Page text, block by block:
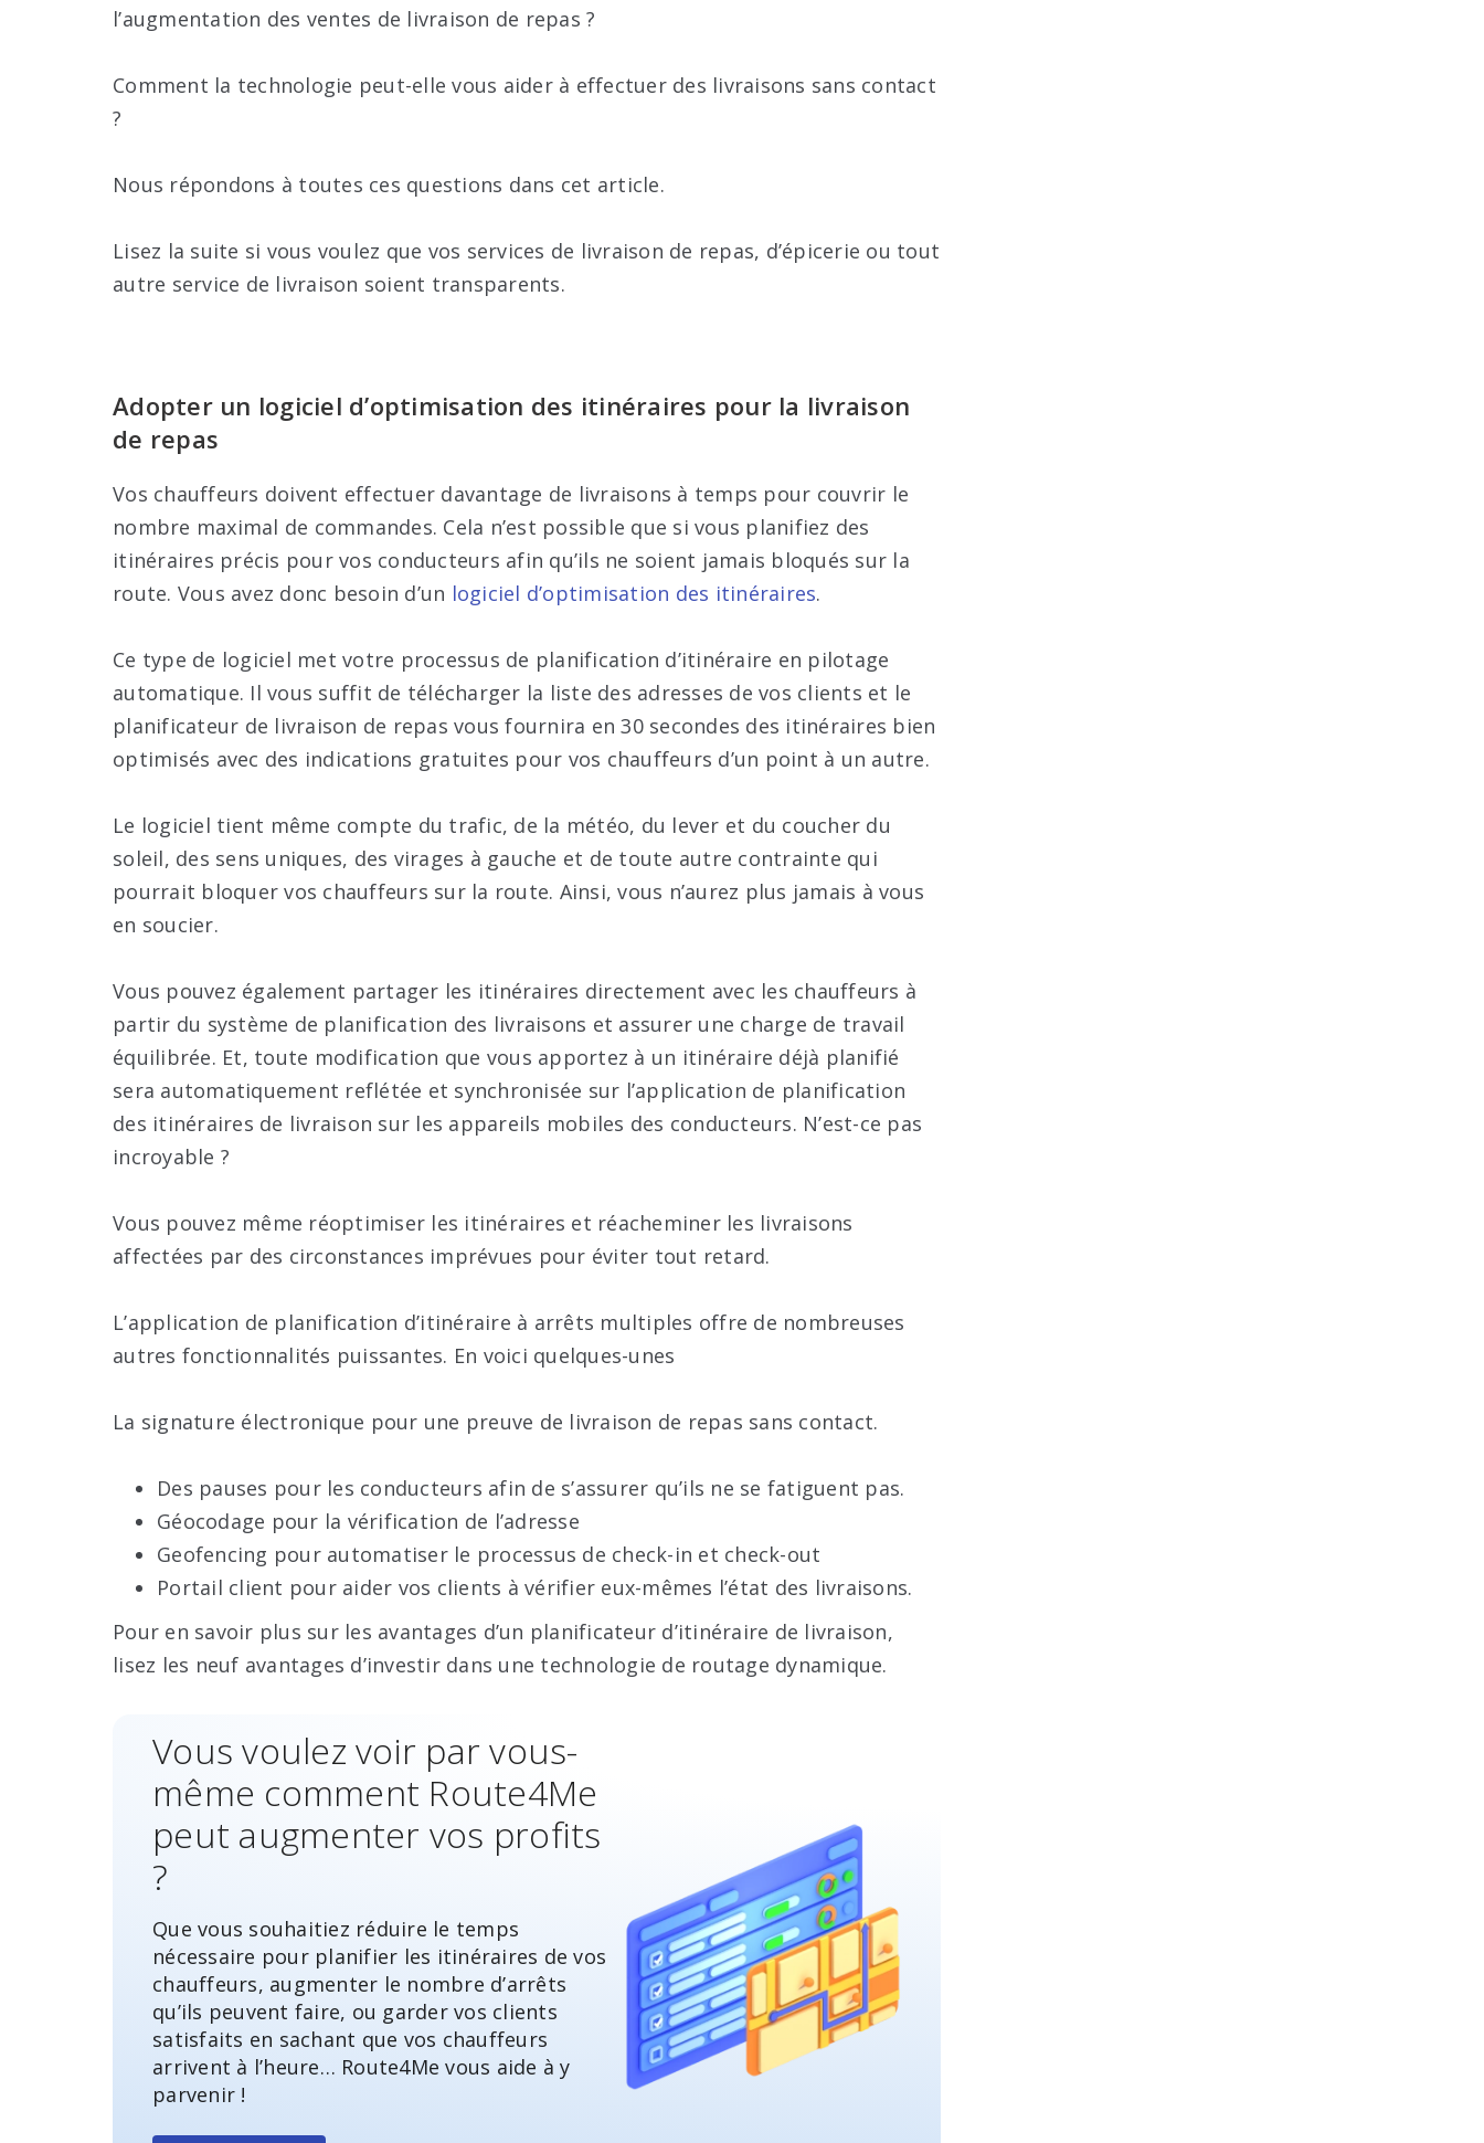
l’augmentation des ventes de livraison de repas ?
Comment la technologie peut-elle vous aider à effectuer des livraisons sans contact
?
Nous répondons à toutes ces questions dans cet article.
Lisez la suite si vous voulez que vos services de livraison de repas, d’épicerie ou tout
autre service de livraison soient transparents.
Adopter un logiciel d’optimisation des itinéraires pour la livraison
de repas
Vos chauffeurs doivent effectuer davantage de livraisons à temps pour couvrir le
nombre maximal de commandes. Cela n’est possible que si vous planifiez des
itinéraires précis pour vos conducteurs afin qu’ils ne soient jamais bloqués sur la
route. Vous avez donc besoin d’un logiciel d’optimisation des itinéraires.
Ce type de logiciel met votre processus de planification d’itinéraire en pilotage
automatique. Il vous suffit de télécharger la liste des adresses de vos clients et le
planificateur de livraison de repas vous fournira en 30 secondes des itinéraires bien
optimisés avec des indications gratuites pour vos chauffeurs d’un point à un autre.
Le logiciel tient même compte du trafic, de la météo, du lever et du coucher du
soleil, des sens uniques, des virages à gauche et de toute autre contrainte qui
pourrait bloquer vos chauffeurs sur la route. Ainsi, vous n’aurez plus jamais à vous
en soucier.
Vous pouvez également partager les itinéraires directement avec les chauffeurs à
partir du système de planification des livraisons et assurer une charge de travail
équilibrée. Et, toute modification que vous apportez à un itinéraire déjà planifié
sera automatiquement reflétée et synchronisée sur l’application de planification
des itinéraires de livraison sur les appareils mobiles des conducteurs. N’est-ce pas
incroyable ?
Vous pouvez même réoptimiser les itinéraires et réacheminer les livraisons
affectées par des circonstances imprévues pour éviter tout retard.
L’application de planification d’itinéraire à arrêts multiples offre de nombreuses
autres fonctionnalités puissantes. En voici quelques-unes
La signature électronique pour une preuve de livraison de repas sans contact.
Des pauses pour les conducteurs afin de s’assurer qu’ils ne se fatiguent pas.
Géocodage pour la vérification de l’adresse
Geofencing pour automatiser le processus de check-in et check-out
Portail client pour aider vos clients à vérifier eux-mêmes l’état des livraisons.
Pour en savoir plus sur les avantages d’un planificateur d’itinéraire de livraison,
lisez les neuf avantages d’investir dans une technologie de routage dynamique.
Vous voulez voir par vous-
même comment Route4Me
peut augmenter vos profits
?
Que vous souhaitiez réduire le temps
nécessaire pour planifier les itinéraires de vos
chauffeurs, augmenter le nombre d’arrêts
qu’ils peuvent faire, ou garder vos clients
satisfaits en sachant que vos chauffeurs
arrivent à l’heure… Route4Me vous aide à y
parvenir !